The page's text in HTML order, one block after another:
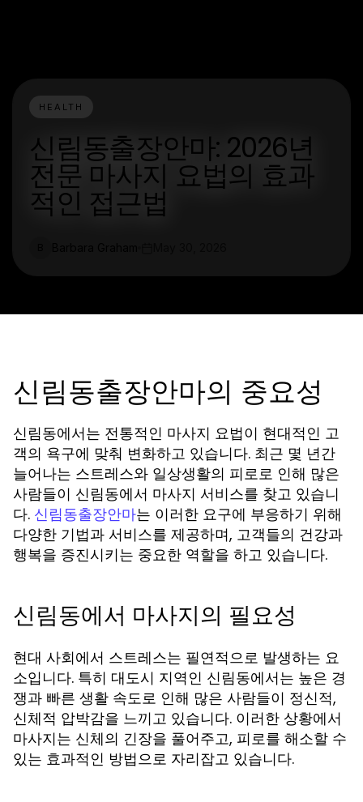
HEALTH
신림동출장안마: 2026년
전문 마사지 요법의 효과
적인 접근법
신림동출장안마의 중요성
신림동에서는 전통적인 마사지 요법이 현대적인 고
객의 욕구에 맞춰 변화하고 있습니다. 최근 몇 년간
늘어나는 스트레스와 일상생활의 피로로 인해 많은
사람들이 신림동에서 마사지 서비스를 찾고 있습니
다. 신림동출장안마는 이러한 요구에 부응하기 위해
다양한 기법과 서비스를 제공하며, 고객들의 건강과
행복을 증진시키는 중요한 역할을 하고 있습니다.
신림동에서 마사지의 필요성
현대 사회에서 스트레스는 필연적으로 발생하는 요
소입니다. 특히 대도시 지역인 신림동에서는 높은 경
쟁과 빠른 생활 속도로 인해 많은 사람들이 정신적,
신체적 압박감을 느끼고 있습니다. 이러한 상황에서
마사지는 신체의 긴장을 풀어주고, 피로를 해소할 수
있는 효과적인 방법으로 자리잡고 있습니다.